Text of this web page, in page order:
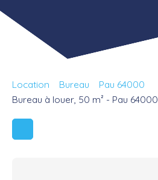
Location Bureau
Pau 64000
Bureau à louer, 50 m² - Pau 64000